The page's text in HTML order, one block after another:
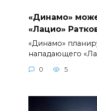
«Динамо»
«Лацио»
«Динамо»
нападающего
0 5